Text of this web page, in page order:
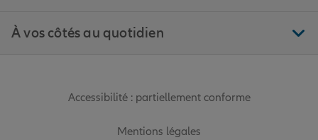
À vos côtés au quotidien
Accessibilité : partiellement conforme
Mentions légales